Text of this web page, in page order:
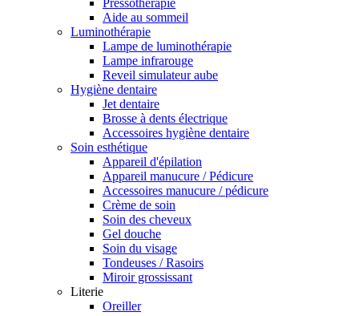
Pressothérapie
Aide au sommeil
Luminothérapie
Lampe de luminothérapie
Lampe infrarouge
Reveil simulateur aube
Hygiène dentaire
Jet dentaire
Brosse à dents électrique
Accessoires hygiène dentaire
Soin esthétique
Appareil d'épilation
Appareil manucure / Pédicure
Accessoires manucure / pédicure
Crème de soin
Soin des cheveux
Gel douche
Soin du visage
Tondeuses / Rasoirs
Miroir grossissant
Literie
Oreiller